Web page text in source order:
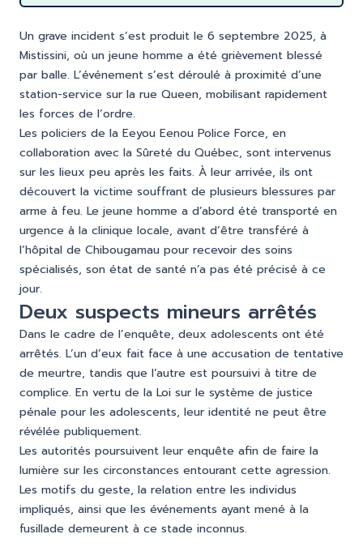
Un grave incident s’est produit le 6 septembre 2025, à
Mistissini, où un jeune homme a été grièvement blessé
par balle. L’événement s’est déroulé à proximité d’une
station-service sur la rue Queen, mobilisant rapidement
les forces de l’ordre.
Les policiers de la Eeyou Eenou Police Force, en
collaboration avec la Sûreté du Québec, sont intervenus
sur les lieux peu après les faits. À leur arrivée, ils ont
découvert la victime souffrant de plusieurs blessures par
arme à feu. Le jeune homme a d’abord été transporté en
urgence à la clinique locale, avant d’être transféré à
l’hôpital de Chibougamau pour recevoir des soins
spécialisés, son état de santé n’a pas été précisé à ce
jour.
Deux suspects mineurs arrêtés
Dans le cadre de l’enquête, deux adolescents ont été
arrêtés. L’un d’eux fait face à une accusation de tentative
de meurtre, tandis que l’autre est poursuivi à titre de
complice. En vertu de la Loi sur le système de justice
pénale pour les adolescents, leur identité ne peut être
révélée publiquement.
Les autorités poursuivent leur enquête afin de faire la
lumière sur les circonstances entourant cette agression.
Les motifs du geste, la relation entre les individus
impliqués, ainsi que les événements ayant mené à la
fusillade demeurent à ce stade inconnus.